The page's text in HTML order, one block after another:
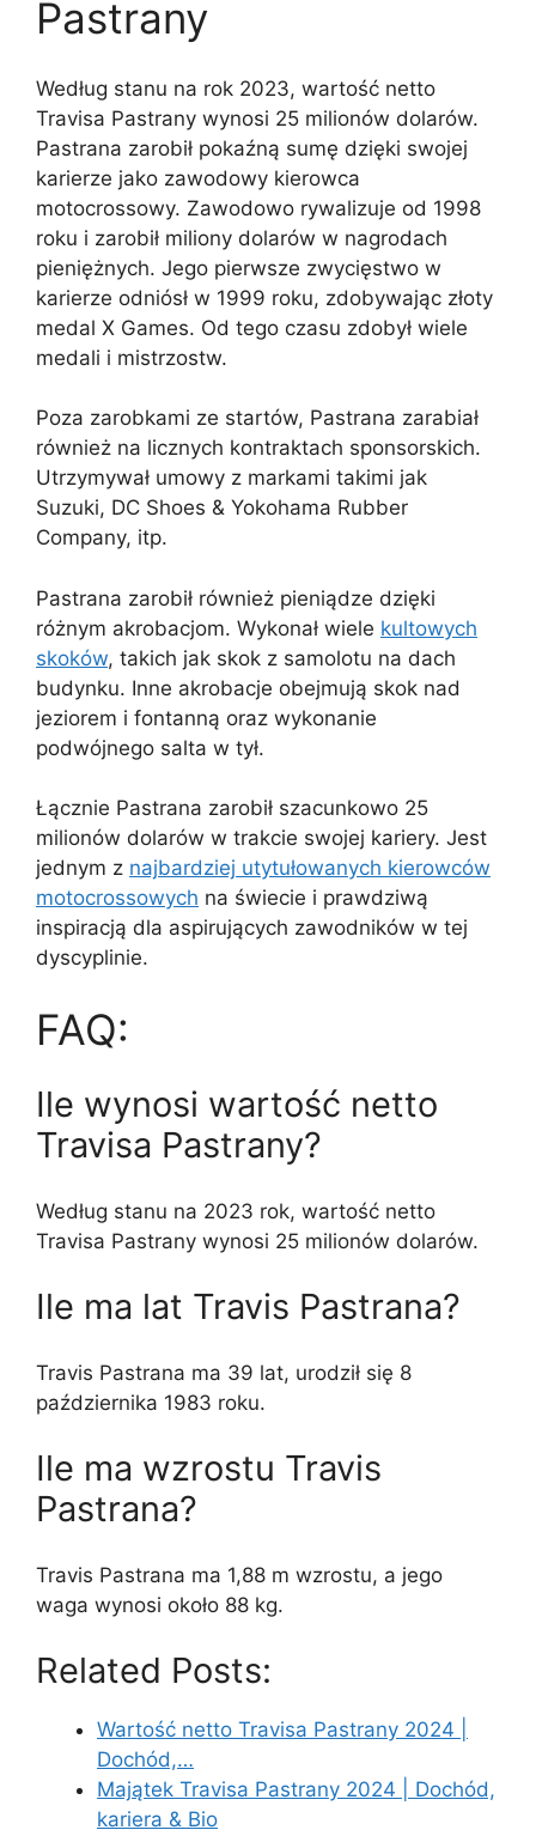
Pastrany
Według stanu na rok 2023, wartość netto
Travisa Pastrany wynosi 25 milionów dolarów.
Pastrana zarobił pokaźną sumę dzięki swojej
karierze jako zawodowy kierowca
motocrossowy. Zawodowo rywalizuje od 1998
roku i zarobił miliony dolarów w nagrodach
pieniężnych. Jego pierwsze zwycięstwo w
karierze odniósł w 1999 roku, zdobywając złoty
medal X Games. Od tego czasu zdobył wiele
medali i mistrzostw.
Poza zarobkami ze startów, Pastrana zarabiał
również na licznych kontraktach sponsorskich.
Utrzymywał umowy z markami takimi jak
Suzuki, DC Shoes & Yokohama Rubber
Company, itp.
Pastrana zarobił również pieniądze dzięki
różnym akrobacjom. Wykonał wiele kultowych
skoków, takich jak skok z samolotu na dach
budynku. Inne akrobacje obejmują skok nad
jeziorem i fontanną oraz wykonanie
podwójnego salta w tył.
Łącznie Pastrana zarobił szacunkowo 25
milionów dolarów w trakcie swojej kariery. Jest
jednym z najbardziej utytułowanych kierowców
motocrossowych na świecie i prawdziwą
inspiracją dla aspirujących zawodników w tej
dyscyplinie.
FAQ:
Ile wynosi wartość netto
Travisa Pastrany?
Według stanu na 2023 rok, wartość netto
Travisa Pastrany wynosi 25 milionów dolarów.
Ile ma lat Travis Pastrana?
Travis Pastrana ma 39 lat, urodził się 8
października 1983 roku.
Ile ma wzrostu Travis
Pastrana?
Travis Pastrana ma 1,88 m wzrostu, a jego
waga wynosi około 88 kg.
Related Posts:
Wartość netto Travisa Pastrany 2024 |
Dochód,…
Majątek Travisa Pastrany 2024 | Dochód,
kariera & Bio